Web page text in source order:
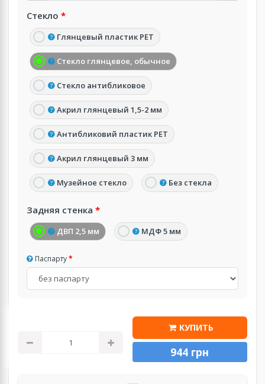
Стекло
Глянцевый пластик PET
Стекло глянцевое, обычное
Стекло антибликовое
Акрил глянцевый 1,5-2 мм
Антибликовий пластик PET
Акрил глянцевый 3 мм
Музейное стекло Без стекла
Задняя стенка
ДВП 2,5 мм МДФ 5 мм
Паспарту
КУПИТЬ
944 грн